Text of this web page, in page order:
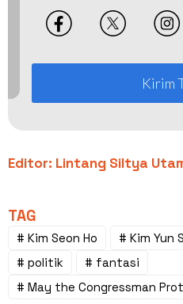
Kirim
Editor: Lintang Siltya
TAG
# Kim Seon Ho # Kim Yun
# politik
# fantasi
# May the Congressman